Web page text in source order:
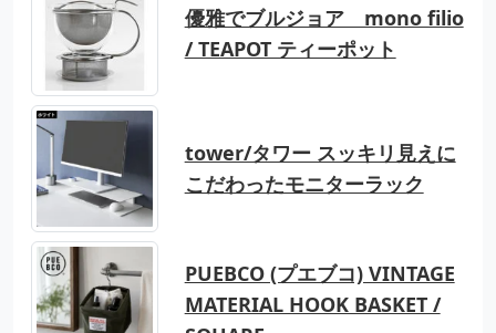
優雅でブルジョア mono filio
/ TEAPOT ティーポット
tower/タワー スッキリ見えに
こだわったモニターラック
PUEBCO (プエブコ) VINTAGE
MATERIAL HOOK BASKET /